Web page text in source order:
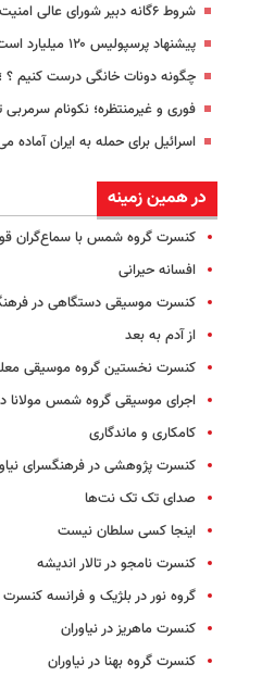
شروط ۶گانه دبیر شورای عالی امنیت ملی برای بازگشایی تنگه هرمز
پیشنهاد پرسپولیس ۱۲۰ میلیارد است اما ما ۱۸۶ میلیارد می‌خواهیم | ارزش بازیکن ما بیشتر از خرید جدید این باشگاه است
چگونه دونات خانگی درست کنیم ؟
فوری و غیرمنتظره؛‌ نکونام سرمربی
اسرائیل برای حمله به ایران آماده
در همین زمینه
کنسرت گروه شمس با سماع‌گران
افسانه حیرانی
کنسرت موسیقی دستگاهی در
از آدم به بعد
کنسرت نخستین گروه موسیقی
اجرای موسیقی گروه شمس مولانا
کامکاری و ماندگاری
کنسرت پژوهشی در فرهنگسرای
صدای تک تک نت‌ها
اینجا کسی سلطان نیست
کنسرت نامجو در تالار اندیشه
گروه نور در بلژیک و فرانسه
کنسرت ماهریز در نیاوران
کنسرت گروه بهنا در نیاوران